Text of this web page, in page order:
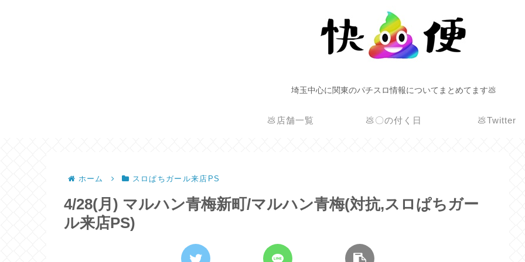
埼玉中心に関東のパチスロ情報についてまとめてます💩
💩店舗一覧 💩〇の付く日 💩Twitter
ホーム スロぱちガール来店PS
4/28(月) マルハン青梅新町/マルハン青梅(対抗,スロぱちガー
ル来店PS)